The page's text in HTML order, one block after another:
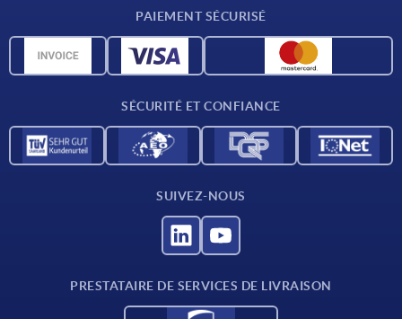
Matériaux
PAIEMENT SÉCURISÉ
SÉCURITÉ ET CONFIANCE
SUIVEZ-NOUS
PRESTATAIRE DE SERVICES DE LIVRAISON